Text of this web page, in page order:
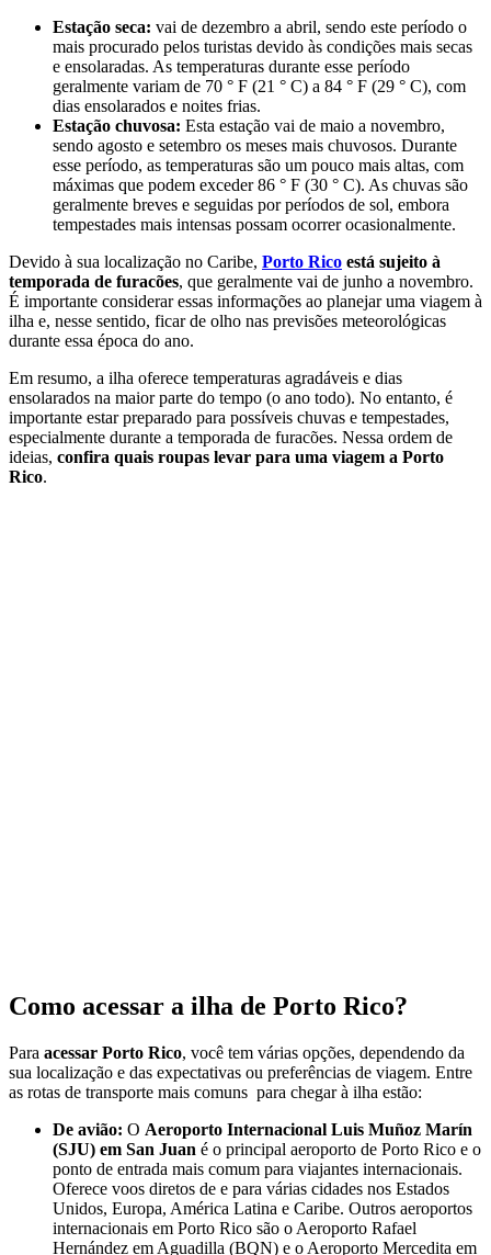
Estação seca: vai de dezembro a abril, sendo este período o
mais procurado pelos turistas devido às condições mais secas
e ensolaradas. As temperaturas durante esse período
geralmente variam de 70 ° F (21 ° C) a 84 ° F (29 ° C), com
dias ensolarados e noites frias.
Estação chuvosa: Esta estação vai de maio a novembro,
sendo agosto e setembro os meses mais chuvosos. Durante
esse período, as temperaturas são um pouco mais altas, com
máximas que podem exceder 86 ° F (30 ° C). As chuvas são
geralmente breves e seguidas por períodos de sol, embora
tempestades mais intensas possam ocorrer ocasionalmente.
Devido à sua localização no Caribe, Porto Rico está sujeito à
temporada de furacões, que geralmente vai de junho a novembro.
É importante considerar essas informações ao planejar uma viagem à
ilha e, nesse sentido, ficar de olho nas previsões meteorológicas
durante essa época do ano.
Em resumo, a ilha oferece temperaturas agradáveis e dias
ensolarados na maior parte do tempo (o ano todo). No entanto, é
importante estar preparado para possíveis chuvas e tempestades,
especialmente durante a temporada de furacões. Nessa ordem de
ideias, confira quais roupas levar para uma viagem a Porto
Rico.
Como acessar a ilha de Porto Rico?
Para acessar Porto Rico, você tem várias opções, dependendo da
sua localização e das expectativas ou preferências de viagem. Entre
as rotas de transporte mais comuns para chegar à ilha estão:
De avião: O Aeroporto Internacional Luis Muñoz Marín
(SJU) em San Juan é o principal aeroporto de Porto Rico e o
ponto de entrada mais comum para viajantes internacionais.
Oferece voos diretos de e para várias cidades nos Estados
Unidos, Europa, América Latina e Caribe. Outros aeroportos
internacionais em Porto Rico são o Aeroporto Rafael
Hernández em Aguadilla (BQN) e o Aeroporto Mercedita em